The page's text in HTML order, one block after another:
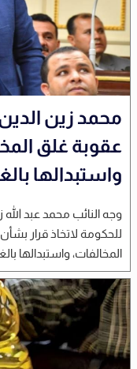
محمد زين
عقوبة غلق
واستبدالها
وجه النائب محمد عبد
للحكومة لاتخاذ قرار بشأن
المخالفات، واستبدالها